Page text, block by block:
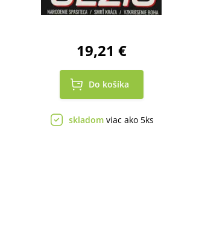
19,21 €
Do košíka
skladom viac ako 5ks